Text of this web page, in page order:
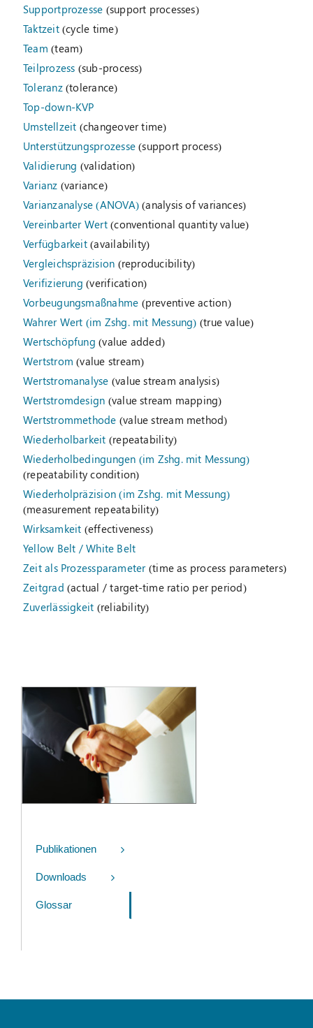
Supportprozesse (support processes)
Taktzeit(cycle time)
Team (team)
Teilprozess (sub-process)
Toleranz(tolerance)
Top-down-KVP
Umstellzeit (changeover time)
Unterstützungsprozesse(support process)
Validierung (validation)
Varianz (variance)
Varianzanalyse (ANOVA)(analysis of variances)
Vereinbarter Wert(conventional quantity value)
Verfügbarkeit(availability)
Vergleichspräzision (reproducibility)
Verifizierung (verification)
Vorbeugungsmaßnahme (preventive action)
Wahrer Wert (im Zshg. mit Messung) (true value)
Wertschöpfung (value added)
Wertstrom (value stream)
Wertstromanalyse (value stream analysis)
Wertstromdesign (value stream mapping)
Wertstrommethode (value stream method)
Wiederholbarkeit (repeatability)
Wiederholbedingungen (im Zshg. mit Messung)
(repeatability condition)
Wiederholpräzision (im Zshg. mit Messung)
(measurement repeatability)
Wirksamkeit (effectiveness)
Yellow Belt / White Belt
Zeit als Prozessparameter(time as process parameters)
Zeitgrad (actual / target-time ratio per period)
Zuverlässigkeit (reliability)
Publikationen
Downloads
Glossar